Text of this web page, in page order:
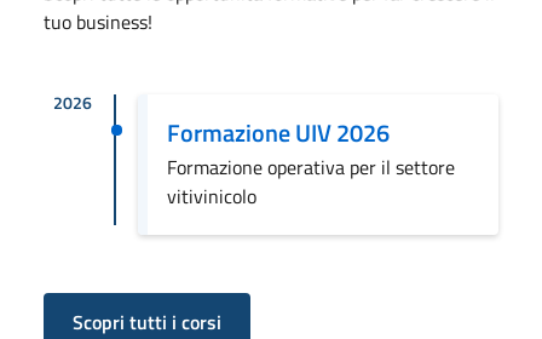
tuo business!
2026
Formazione UIV 2026
Formazione operativa per il settore
vitivinicolo
Scopri tutti i corsi